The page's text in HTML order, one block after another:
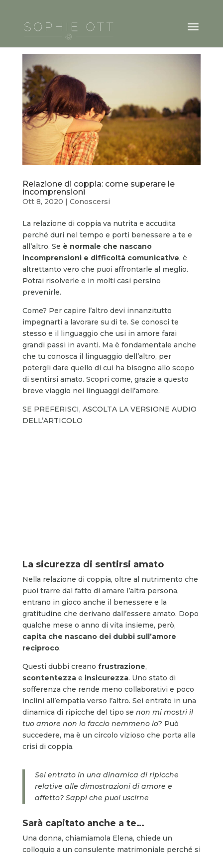
Relazione di coppia: come superare le
incomprensioni
Ott 8, 2020 | Conoscersi
La relazione di coppia va nutrita e accudita
perché duri nel tempo e porti benessere a te e
all’altro. Se è normale che nascano
incomprensioni e difficoltà comunicative, è
altrettanto vero che puoi affrontarle al meglio.
Potrai risolverle e in molti casi persino
prevenirle.
Come? Per capire l’altro devi innanzitutto
impegnarti a lavorare su di te. Se conosci te
stesso e il linguaggio che usi in amore farai
grandi passi in avanti. Ma è fondamentale anche
che tu conosca il linguaggio dell’altro, per
potergli dare quello di cui ha bisogno allo scopo
di sentirsi amato. Scopri come, grazie a questo
breve viaggio nei linguaggi dell’amore.
SE PREFERISCI, ASCOLTA LA VERSIONE AUDIO
DELL’ARTICOLO
La sicurezza di sentirsi amato
Nella relazione di coppia, oltre al nutrimento che
puoi trarre dal fatto di amare l’altra persona,
entrano in gioco anche il benessere e la
gratitudine che derivano dall’essere amato. Dopo
qualche mese o anno di vita insieme, però,
capita che nascano dei dubbi sull’amore
reciproco.
Questi dubbi creano frustrazione,
scontentezzae insicurezza. Uno stato di
sofferenza che rende meno collaborativi e poco
inclini all’empatia verso l’altro. Sei entrato in una
dinamica di ripicche del tipo se non mi mostri il
tuo amore non lo faccio nemmeno io? Può
succedere, ma è un circolo vizioso che porta alla
crisi di coppia.
Sei entrato in una dinamica di ripicche
relative alle dimostrazioni di amore e
affetto? Sappi che puoi uscirne
Sarà capitato anche a te…
Una donna, chiamiamola Elena, chiede un
colloquio a un consulente matrimoniale perché si